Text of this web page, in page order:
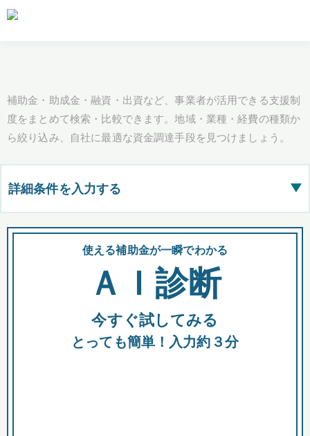
補助金・助成金・融資・出資など、事業者が活用できる支援制
度をまとめて検索・比較できます。地域・業種・経費の種類か
ら絞り込み、自社に最適な資金調達手段を見つけましょう。
詳細条件を入力する ▶
都道府県
全国の検索結果を含めて表示
助成金 融資 出資
使える補助金が一瞬でわかる
ＡＩ診断
今すぐ試してみる
とっても簡単！入力約３分